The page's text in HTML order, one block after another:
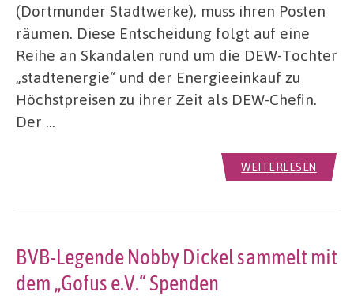
(Dortmunder Stadtwerke), muss ihren Posten
räumen. Diese Entscheidung folgt auf eine
Reihe an Skandalen rund um die DEW-Tochter
„stadtenergie“ und der Energieeinkauf zu
Höchstpreisen zu ihrer Zeit als DEW-Chefin.
Der …
WEITERLESEN
BVB-Legende Nobby Dickel sammelt mit
dem „Gofus e.V.“ Spenden